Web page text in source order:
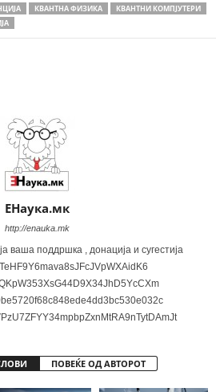
КВАНТНА ФИЗИКА
КВАНТНИ КОМПЈУТЕРИ
ЕНаука.мк
http://enauka.mk
ваша поддршка , донација и сугестија
ПОВЕЌЕ ОД АВТОРОТ